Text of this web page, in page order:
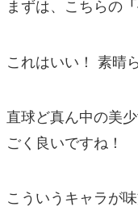
まずは、こちらの
これはいい！ 素晴
直球ど真ん中の美
ごく良いですね！
こういうキャラが